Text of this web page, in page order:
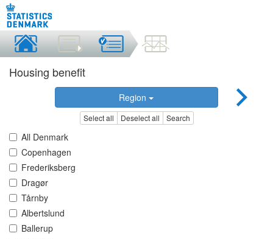
Housing benefit
Region
Select all Deselect all Search
All Denmark
Copenhagen
Frederiksberg
Dragør
Tårnby
Albertslund
Ballerup